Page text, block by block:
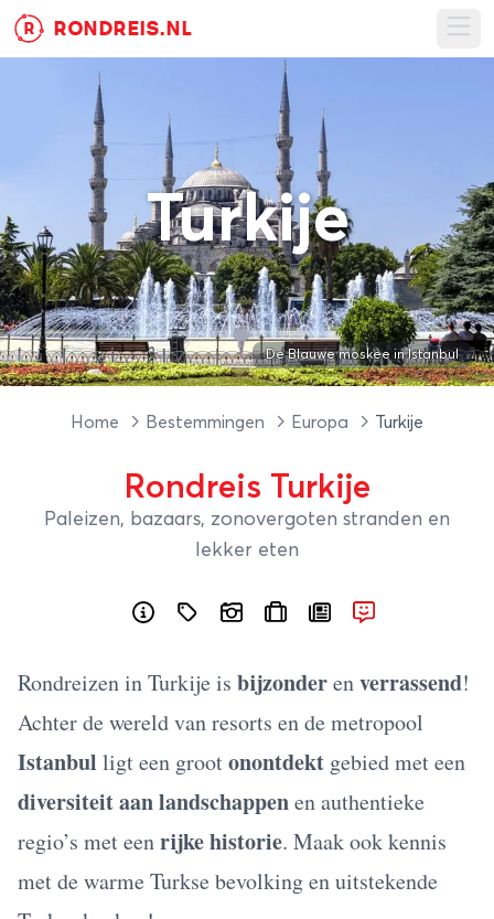
R RONDREIS.NL
Turkije
De Blauwe moskee in Istanbul
Home Bestemmingen Europa Turkije
Rondreis Turkije
Paleizen, bazaars, zonovergoten stranden en
lekker eten
Rondreizen in Turkije is bijzonderenverrassend!
Achter de wereld van resorts en de metropool
Istanbul ligt een grootonontdekt gebied met een
diversiteit aan landschappenen authentieke
regio’s met eenrijke historie. Maak ook kennis
met de warme Turkse bevolking en uitstekende